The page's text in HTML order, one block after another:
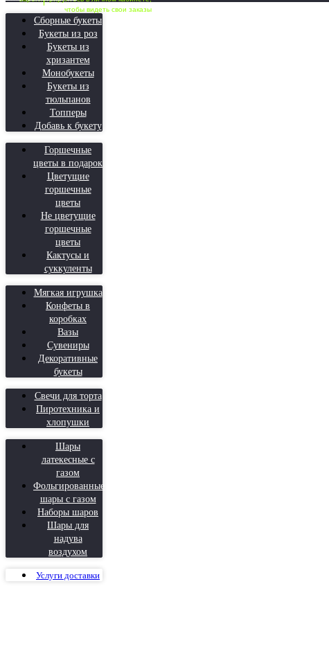
чтобы видеть свои заказы
Сборные букеты
Букеты из роз
Букеты из
хризантем
Монобукеты
Букеты из
тюльпанов
Топперы
Добавь к букету
Горшечные
цветы в подарок
Цветущие
горшечные
цветы
Не цветущие
горшечные
цветы
Кактусы и
суккуленты
Мягкая игрушка
Конфеты в
коробках
Вазы
Сувениры
Декоративные
букеты
Свечи для торта
Пиротехника и
хлопушки
Шары
латекесные с
газом
Фольгированные
шары с газом
Наборы шаров
Шары для
надува
воздухом
Услуги доставки